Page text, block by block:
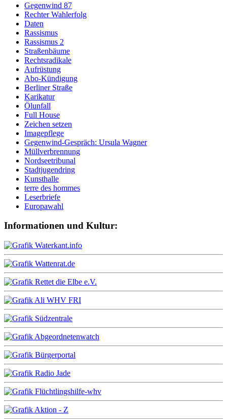
Gegenwind 87
Rechter Wahlerfolg
Daten
Rassismus
Rassismus 2
Straßenbäume
Rechtsradikale
Aufrüstung
Abo-Kündigung
Berliner Straße
Karikatur
Ölunfall
Full House
Zeichen setzen
Imagepflege
Gegenwind-Gespräch: Ursula Wagner
Müllverbrennung
Nordseetribunal
Stadtjugendring
Kunsthalle
terre des hommes
Leserbriefe
Europawahl
Informationen und Kultur: